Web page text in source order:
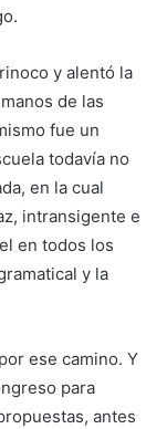
y alentó la
de las
fue un
todavía no
en la cual
intransigente e
en todos los
y la
ese camino. Y
para
antes